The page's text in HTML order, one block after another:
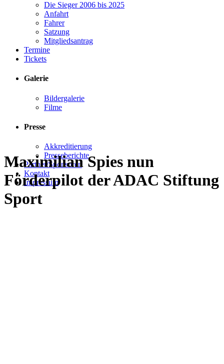
Die Sieger 2006 bis 2025
Anfahrt
Fahrer
Satzung
Mitgliedsantrag
Termine
Tickets
Galerie
Bildergalerie
Filme
Presse
Akkreditierung
Presseberichte
Partner/Sponsoren
Kontakt
Impressum
Maximilian Spies nun
Förderpilot der ADAC Stiftung
Sport